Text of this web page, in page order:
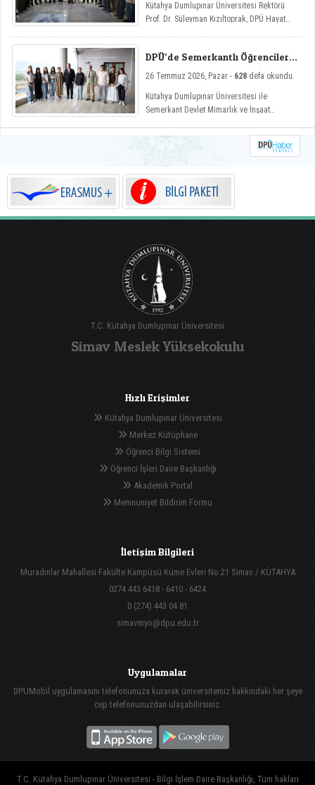
Kütahya Dumlupınar Üniversitesi Rektörü
Prof. Dr. Süleyman Kızıltoprak, DPÜ Hayat
katılarak vatandaşlarla buluştu.
DPÜ’de Semerkantlı Öğrencilere
26 Temmuz 2026, Pazar - 628 defa okundu.
Kütahya Dumlupınar Üniversitesi ile
Semerkant Devlet Mimarlık ve İnşaat
geçirilen iş birliği kapsamında misafir
öğrenciler yaz okulunda ağırlanıyor.
T.C. Kütahya Dumlupınar Üniversitesi
Simav Meslek Yüksekokulu
Hızlı Erişimler
Kütahya Dumlupınar Üniversitesi
Merkez Kütüphane
Öğrenci Bilgi Sistemi
Öğrenci İşleri Daire Başkanlığı
Akademik Portal
Memnuniyet Bildirim Formu
İletişim Bilgileri
Muradınlar Mahallesi Fakülte Kampüsü Küme Evleri No.21 Simav / KÜTAHYA
0274 443 6418 - 6410 - 6424
0 (274) 443 04 81
simavmyo@dpu.edu.tr
Uygulamalar
DPUMobil uygulamasını telefonunuza kurarak üniversitemiz hakkındaki her şeye
cep telefonunuzdan ulaşabilirsiniz.
T.C. Kütahya Dumlupınar Üniversitesi - Bilgi İşlem Daire Başkanlığı, Tüm hakları